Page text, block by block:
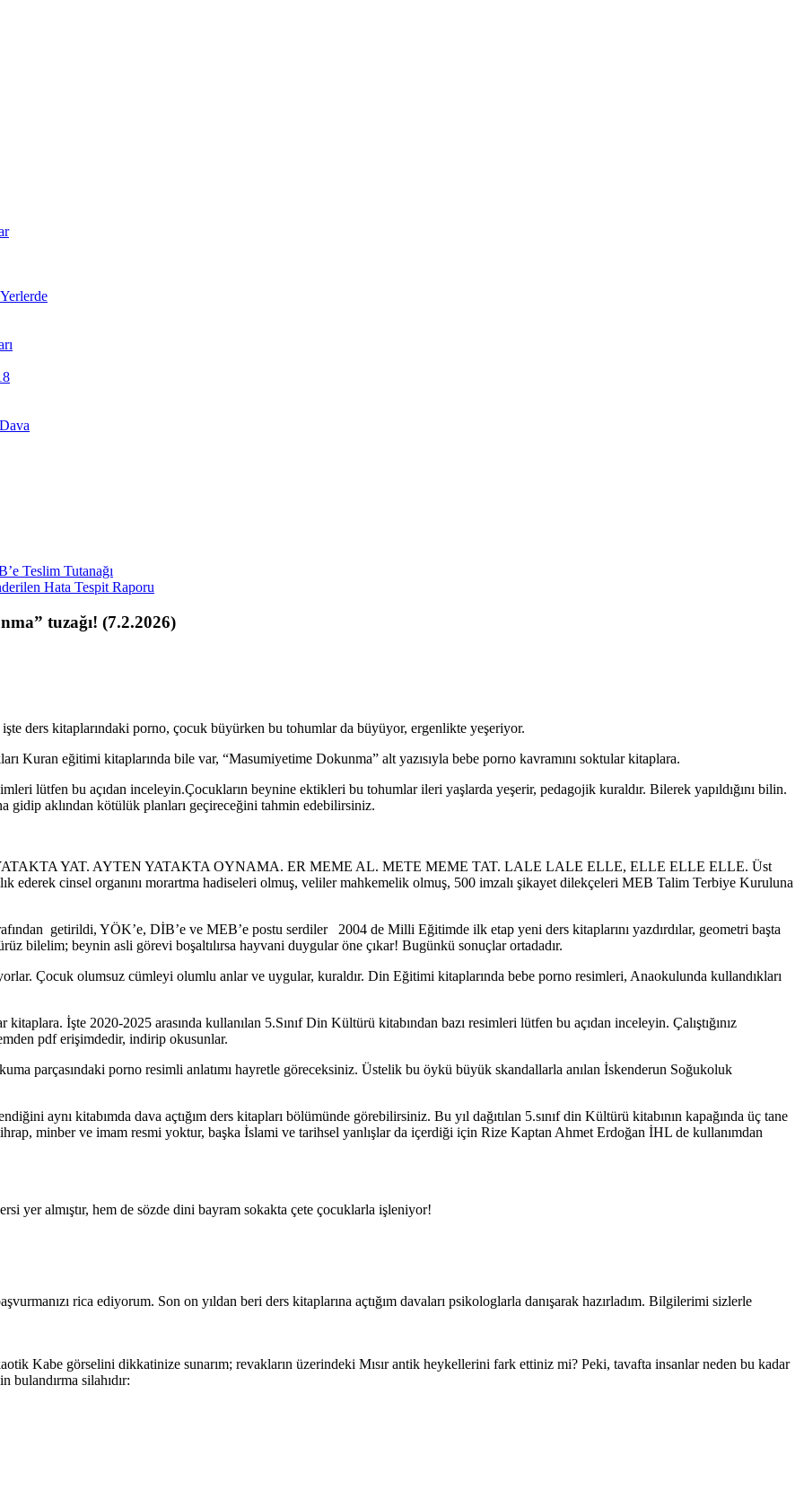
Teslim Tutanağı
Hata Tespit Raporu
tuzağı! (7.2.2026)
ders kitaplarındaki porno, çocuk büyürken bu tohumlar da büyüyor, ergenlikte yeşeriyor.
Kuran eğitimi kitaplarında bile var, “Masumiyetime Dokunma” alt yazısıyla bebe porno kavramını soktular kitaplara.
lütfen bu açıdan inceleyin.Çocukların beynine ektikleri bu tohumlar ileri yaşlarda yeşerir, pedagojik kuraldır. Bilerek yapıldığını bilin.
gidip aklından kötülük planları geçireceğini tahmin edebilirsiniz.
YATAKTA YAT. AYTEN YATAKTA OYNAMA. ER MEME AL. METE MEME TAT. LALE LALE ELLE, ELLE ELLE ELLE. Üst
ederek cinsel organını morartma hadiseleri olmuş, veliler mahkemelik olmuş, 500 imzalı şikayet dilekçeleri MEB Talim Terbiye Kuruluna
getirildi, YÖK’e, DİB’e ve MEB’e postu serdiler 2004 de Milli Eğitimde ilk etap yeni ders kitaplarını yazdırdılar, geometri başta
bilelim; beynin asli görevi boşaltılırsa hayvani duygular öne çıkar! Bugünkü sonuçlar ortadadır.
Çocuk olumsuz cümleyi olumlu anlar ve uygular, kuraldır. Din Eğitimi kitaplarında bebe porno resimleri, Anaokulunda kullandıkları
İşte 2020-2025 arasında kullanılan 5.Sınıf Din Kültürü kitabından bazı resimleri lütfen bu açıdan inceleyin. Çalıştığınız
pdf erişimdedir, indirip okusunlar.
parçasındaki porno resimli anlatımı hayretle göreceksiniz. Üstelik bu öykü büyük skandallarla anılan İskenderun Soğukoluk
aynı kitabımda dava açtığım ders kitapları bölümünde görebilirsiniz. Bu yıl dağıtılan 5.sınıf din Kültürü kitabının kapağında üç tane
minber ve imam resmi yoktur, başka İslami ve tarihsel yanlışlar da içerdiği için Rize Kaptan Ahmet Erdoğan İHL de kullanımdan
yer almıştır, hem de sözde dini bayram sokakta çete çocuklarla işleniyor!
rica ediyorum. Son on yıldan beri ders kitaplarına açtığım davaları psikologlarla danışarak hazırladım. Bilgilerimi sizlerle
Kabe görselini dikkatinize sunarım; revakların üzerindeki Mısır antik heykellerini fark ettiniz mi? Peki, tavafta insanlar neden bu kadar
silahıdır: